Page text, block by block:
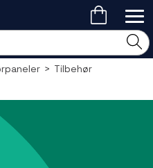
>Tilbehør